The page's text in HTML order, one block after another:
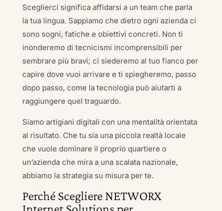
Sceglierci significa affidarsi a un team che parla
la tua lingua. Sappiamo che dietro ogni azienda ci
sono sogni, fatiche e obiettivi concreti. Non ti
inonderemo di tecnicismi incomprensibili per
sembrare più bravi; ci siederemo al tuo fianco per
capire dove vuoi arrivare e ti spiegheremo, passo
dopo passo, come la tecnologia può aiutarti a
raggiungere quel traguardo.
Siamo artigiani digitali con una mentalità orientata
al risultato. Che tu sia una piccola realtà locale
che vuole dominare il proprio quartiere o
un’azienda che mira a una scalata nazionale,
abbiamo la strategia su misura per te.
Perché Scegliere NETWORX